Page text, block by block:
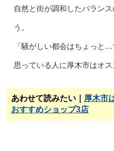
自然と街が調和したバラン
う。
「騒がしい都会はちょっと
思っている人に厚木市はオス
あわせて読みたい｜ 厚木市
おすすめショップ3店